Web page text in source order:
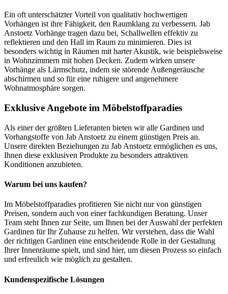
Ein oft unterschätzter Vorteil von qualitativ hochwertigen
Vorhängen ist ihre Fähigkeit, den Raumklang zu verbessern. Jab
Anstoetz Vorhänge tragen dazu bei, Schallwellen effektiv zu
reflektieren und den Hall im Raum zu minimieren. Dies ist
besonders wichtig in Räumen mit harter Akustik, wie beispielsweise
in Wohnzimmern mit hohen Decken. Zudem wirken unsere
Vorhänge als Lärmschutz, indem sie störende Außengeräusche
abschirmen und so für eine ruhigere und angenehmere
Wohnatmosphäre sorgen.
Exklusive Angebote im Möbelstoffparadies
Als einer der größten Lieferanten bieten wir alle Gardinen und
Vorhangstoffe von Jab Anstoetz zu einem günstigen Preis an.
Unsere direkten Beziehungen zu Jab Anstoetz ermöglichen es uns,
Ihnen diese exklusiven Produkte zu besonders attraktiven
Konditionen anzubieten.
Warum bei uns kaufen?
Im Möbelstoffparadies profitieren Sie nicht nur von günstigen
Preisen, sondern auch von einer fachkundigen Beratung. Unser
Team steht Ihnen zur Seite, um Ihnen bei der Auswahl der perfekten
Gardinen für Ihr Zuhause zu helfen. Wir verstehen, dass die Wahl
der richtigen Gardinen eine entscheidende Rolle in der Gestaltung
Ihrer Innenräume spielt, und sind hier, um diesen Prozess so einfach
und erfreulich wie möglich zu gestalten.
Kundenspezifische Lösungen